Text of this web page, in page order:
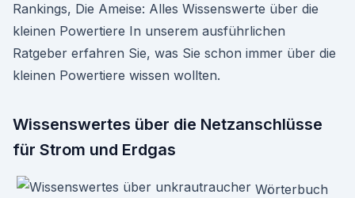
Rankings, Die Ameise: Alles Wissenswerte über die
kleinen Powertiere In unserem ausführlichen
Ratgeber erfahren Sie, was Sie schon immer über die
kleinen Powertiere wissen wollten.
Wissenswertes über die Netzanschlüsse
für Strom und Erdgas
Wörterbuch